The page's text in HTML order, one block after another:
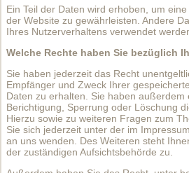
Ein Teil der Daten wird erhoben, um
der Website zu gewährleisten. Andere
Ihres Nutzerverhaltens verwendet
Welche Rechte haben Sie bezüglich
Sie haben jederzeit das Recht
Empfänger und Zweck Ihrer
Daten zu erhalten. Sie haben außerdem
Berichtigung, Sperrung oder Löschung
Hierzu sowie zu weiteren Fragen zum
Sie sich jederzeit unter der im
an uns wenden. Des Weiteren steht
der zuständigen Aufsichtsbehörde zu.